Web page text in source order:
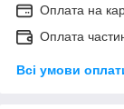
Оплата на
Оплата
Всі умови